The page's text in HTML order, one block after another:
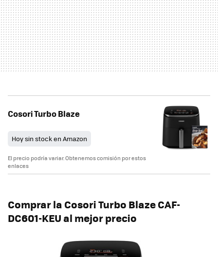
Cosori Turbo Blaze
Hoy sin stock en Amazon
El precio podría variar. Obtenemos comisión por estos
enlaces
Comprar la Cosori Turbo Blaze CAF-
DC601-KEU al mejor precio